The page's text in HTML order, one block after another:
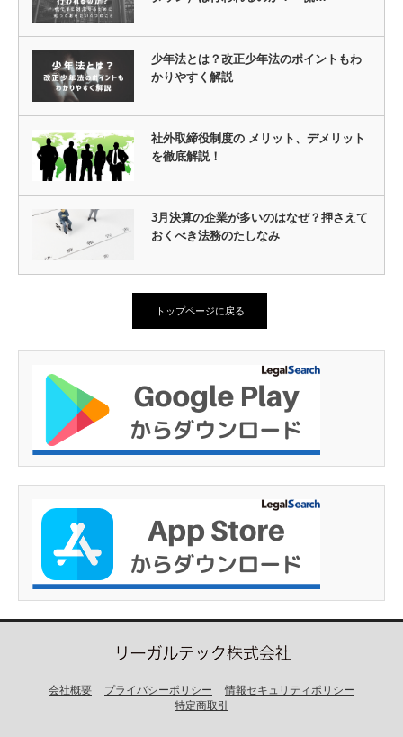
少年法とは？改正少年法のポイントもわ
かりやすく解説
社外取締役制度の メリット、デメリット
を徹底解説！
3月決算の企業が多いのはなぜ？押さえて
おくべき法務のたしなみ
トップページに戻る
会社概要 プライバシーポリシー
情報セキュリティポリシー
特定商取引